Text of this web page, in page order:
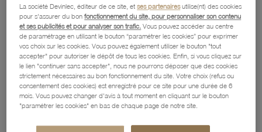
Bracelet Jonc En 3 Ors
1 638,30 €
Bracelet Jonc En Acier Doré
26,80 €
favorite_borderAjouter à vos favoris favorite_border
La société Devinlec, éditeur de ce site, etses partenairesutilise(nt) des cookies
pour s'assurer du bonfonctionnement du site, pour personnaliser son contenu
et ses publicités et pour analyser son trafic. Vous pouvez accéder au centre
de paramétrage en utilisant le bouton “paramétrer les cookies” pour exprimer
vos choix sur les cookies. Vous pouvez également utiliser le bouton "tout
accepter" pour autoriser le dépôt de tous les cookies. Enfin, si vous cliquez sur
le lien "continuer sans accepter", nous ne pourrons déposer que des cookies
strictement nécessaires au bon fonctionnement du site. Votre choix (refus ou
consentement des cookies) est enregistré pour ce site pour une durée de 6
mois. Vous pouvez changer d'avis à tout moment en cliquant sur le bouton
"paramétrer les cookies" en bas de chaque page de notre site.